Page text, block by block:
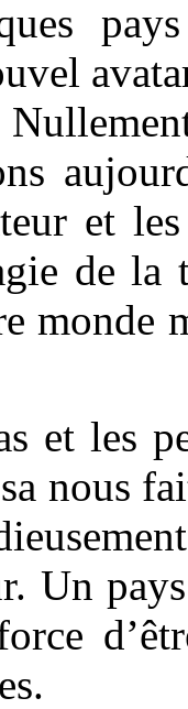
et
de la
monde
et les
nous
Un